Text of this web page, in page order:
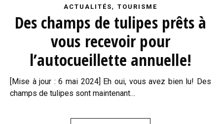
ACTUALITÉS, TOURISME
Des champs de tulipes prêts à
vous recevoir pour
l’autocueillette annuelle!
[Mise à jour : 6 mai 2024] Eh oui, vous avez bien lu! Des
champs de tulipes sont maintenant…